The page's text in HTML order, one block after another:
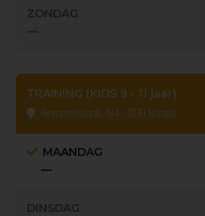
ZONDAG
—
TRAINING (KIDS 9 - 11 jaar)
Neerpedestraat, 184 - 1070 Brussel
MAANDAG
—
DINSDAG